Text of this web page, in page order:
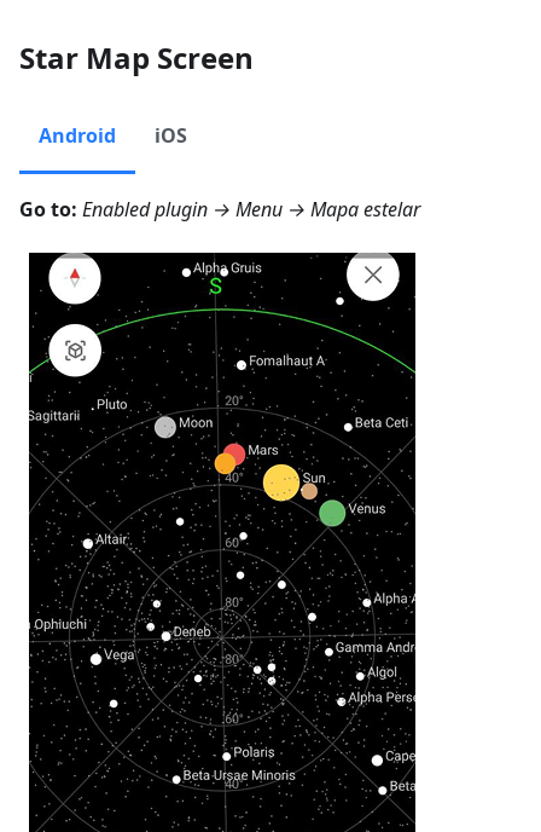
Star Map Screen
Android iOS
Go to: Enabled plugin → Menu → Mapa estelar